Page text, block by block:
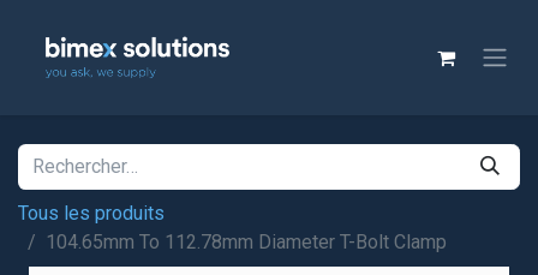
Tous les produits
104.65mm To 112.78mm Diameter T-Bolt Clamp